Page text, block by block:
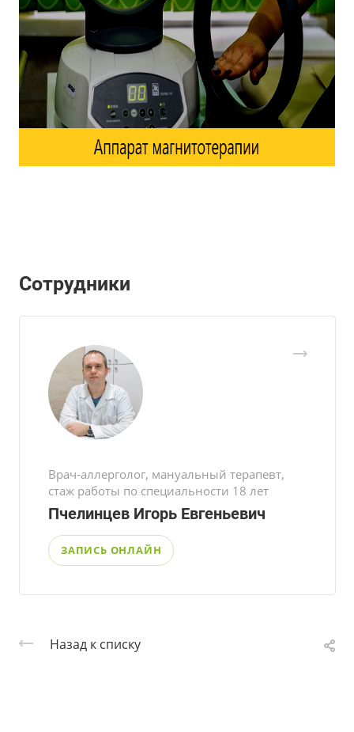
Сотрудники
Врач-аллерголог, мануальный терапевт,
стаж работы по специальности 18 лет
Пчелинцев Игорь Евгеньевич
ЗАПИСЬ ОНЛАЙН
Назад к списку